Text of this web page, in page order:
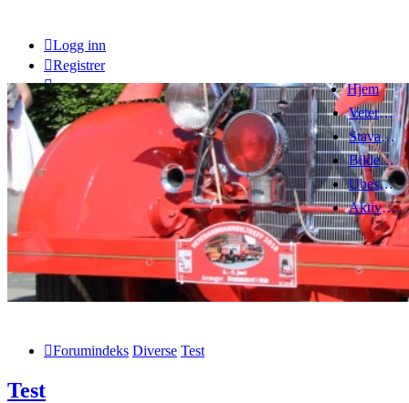
Logg inn
Registrer
Hjem
Veteranbrannbiltreff 2008
Stavanger Brannbilklubb
Bildegalleri
Ubesvarte innlegg
Aktive emner
Forumindeks Diverse Test
Test